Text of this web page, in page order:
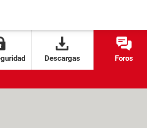
Descargas Foros